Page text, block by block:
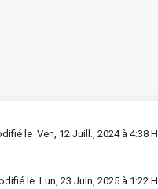
le Ven, 12 Juill., 2024 à 4:38 H
le Lun, 23 Juin, 2025 à 1:22 H